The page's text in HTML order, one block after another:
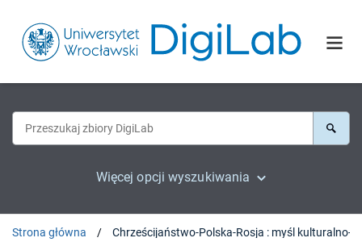
Więcej opcji wyszukiwania
Strona główna